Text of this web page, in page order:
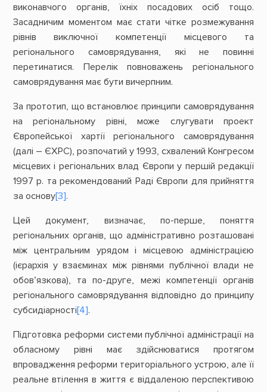
виконавчого органів, їхніх посадових осіб тощо.
Засадничим моментом має стати чітке розмежування
рівнів виключної компетенції місцевого та
регіонального самоврядування, які не повинні
перетинатися. Перелік повноважень регіонального
самоврядування має бути вичерпним.
За прототип, що встановлює принципи самоврядування
на регіональному рівні, може слугувати проект
Європейської хартії регіонального самоврядування
(далі – ЄХРС), розпочатий у 1993, схвалений Конгресом
місцевих і регіональних влад Європи у першій редакції
1997 р. та рекомендований Раді Європи для прийняття
за основу[3].
Цей документ, визначає, по-перше, поняття
регіональних органів, що адміністративно розташовані
між центральним урядом і місцевою адміністрацією
(ієрархія у взаєминах між рівнями публічної влади не
обов’язкова), та по-друге, межі компетенції органів
регіонального самоврядування відповідно до принципу
субсидіарності[4].
Підготовка реформи системи публічної адміністрації на
обласному рівні має здійснюватися протягом
впровадження реформи територіального устрою, але її
реальне втілення в життя є віддаленою перспективою